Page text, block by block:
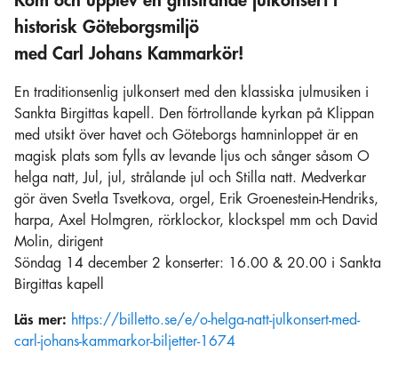
historisk Göteborgsmiljö
med Carl Johans Kammarkör!
En traditionsenlig julkonsert med den klassiska julmusiken i
Sankta Birgittas kapell. Den förtrollande kyrkan på Klippan
med utsikt över havet och Göteborgs hamninloppet är en
magisk plats som fylls av levande ljus och sånger såsom O
helga natt, Jul, jul, strålande jul och Stilla natt. Medverkar
gör även Svetla Tsvetkova, orgel, Erik Groenestein-Hendriks,
harpa, Axel Holmgren, rörklockor, klockspel mm och David
Molin, dirigent
Söndag 14 december 2 konserter: 16.00 & 20.00 i Sankta
Birgittas kapell
Läs mer: https://billetto.se/e/o-helga-natt-julkonsert-med-
carl-johans-kammarkor-biljetter-1674